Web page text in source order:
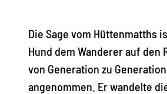
Die Sage vom Hüttenmatths
Hund dem Wanderer auf
von Generation zu
angenommen. Er wandelte